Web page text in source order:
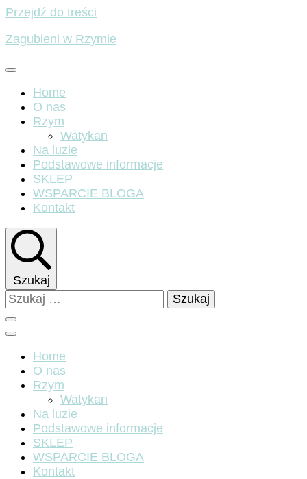
Przejdź do treści
Zagubieni w Rzymie
Home
O nas
Rzym
Watykan
Na luzie
Podstawowe informacje
SKLEP
WSPARCIE BLOGA
Kontakt
Szukaj
Szukaj:
Home
O nas
Rzym
Watykan
Na luzie
Podstawowe informacje
SKLEP
WSPARCIE BLOGA
Kontakt